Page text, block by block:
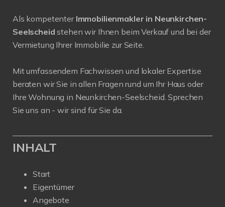
Als kompetenter Immobilienmakler in Neunkirchen-
Seelscheidstehen wir Ihnen beim Verkauf und bei der
Vermietung Ihrer Immobilie zur Seite.
Mit umfassendem Fachwissen und lokaler Expertise
beraten wir Sie in allen Fragen rund um Ihr Haus oder
Ihre Wohnung in Neunkirchen-Seelscheid. Sprechen
Sie uns an - wir sind für Sie da.
INHALT
Start
Eigentümer
Angebote